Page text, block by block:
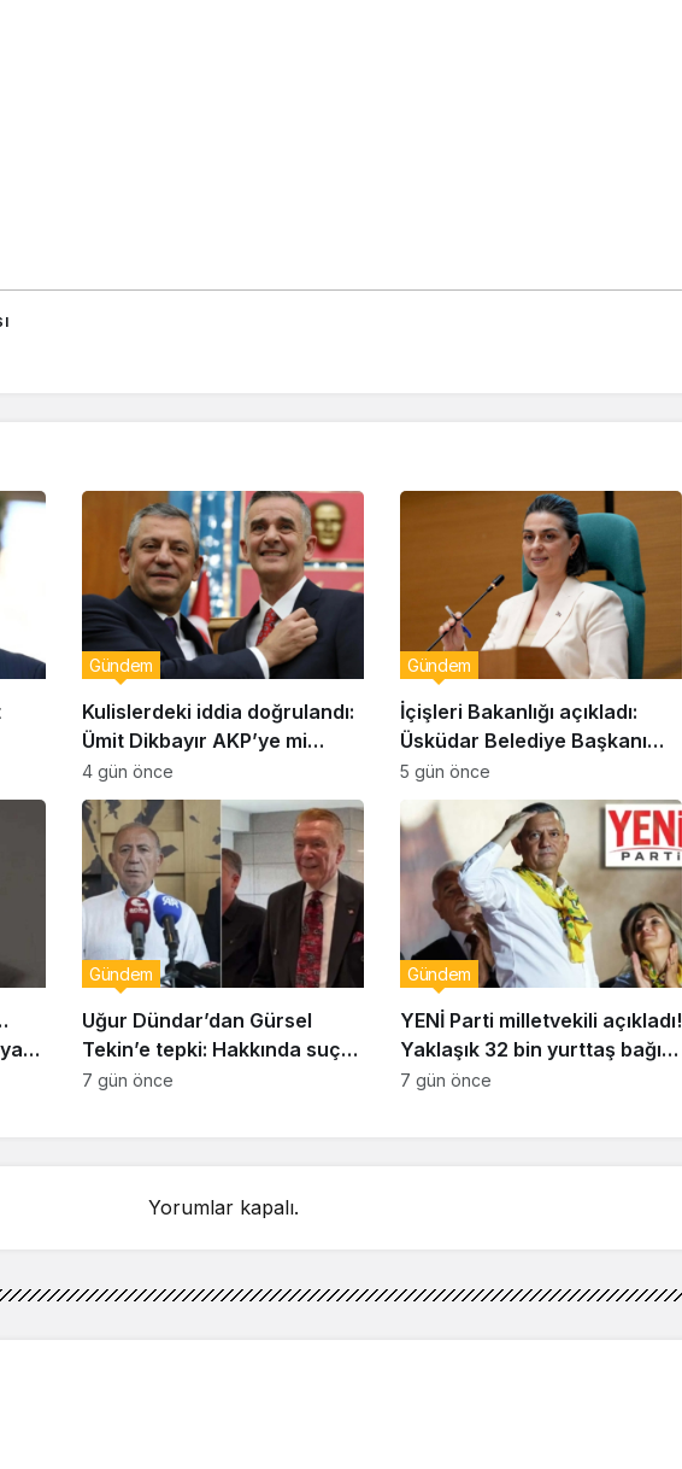
Kulislerdeki iddia doğrulandı:
Ümit Dikbayır AKP’ye mi
geçiyor!
Gündem
4 gün önce
İçişleri Bakanlığı açıkladı:
Üsküdar Belediye Başkanı
Sinem Dedetaş görevden
uzaklaştırıldı
Gündem
5 gün önce
Uğur Dündar’dan Gürsel
Tekin’e tepki: Hakkında suç
duyurusunda bulunacağım
Gündem
7 gün önce
YENİ Parti milletvekili açıkladı!
Yaklaşık 32 bin yurttaş bağış
yaptı: Ne kadar toplandı?
Gündem
7 gün önce
Yorumlar kapalı.